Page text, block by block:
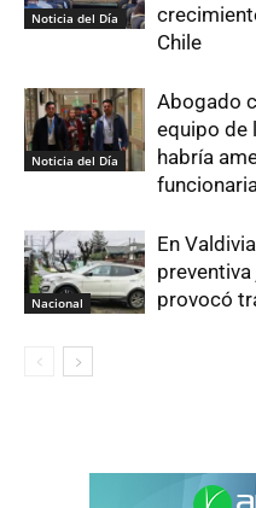
Noticia del Día
Chile
Noticia del Día
Abogado
equipo de
habría
funcionaria
Nacional
En
provocó